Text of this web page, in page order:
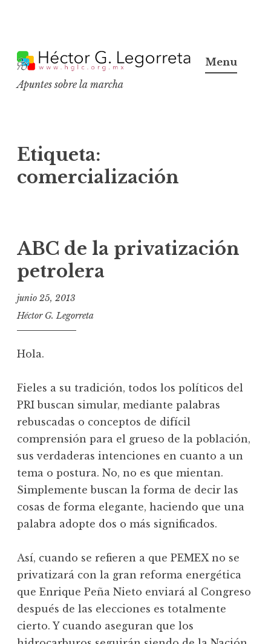
k
p
c
o
n
t
Apuntes sobre la marcha
Menu
Etiqueta:
comercialización
ABC de la privatización
petrolera
junio 25, 2013
Héctor G. Legorreta
Hola.
Fieles a su tradición, todos los políticos del
PRI buscan simular, mediante palabras
rebuscadas o conceptos de difícil
comprensión para el grueso de la población,
sus verdaderas intenciones en cuanto a un
tema o postura. No, no es que mientan.
Simplemente buscan la forma de decir las
cosas de forma elegante, haciendo que una
palabra adopte dos o más significados.
Así, cuando se refieren a que PEMEX no se
privatizará con la gran reforma energética
que Enrique Peña Nieto enviará al Congreso
después de las elecciones es totalmente
cierto. Y cuando aseguran que los